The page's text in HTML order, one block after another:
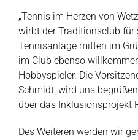
„Tennis im Herzen von
wirbt der Traditionsclub für
Tennisanlage mitten im
im Club ebenso
Hobbyspieler. Die
Schmidt, wird uns
über das Inklusionsprojekt
Des Weiteren werden wir